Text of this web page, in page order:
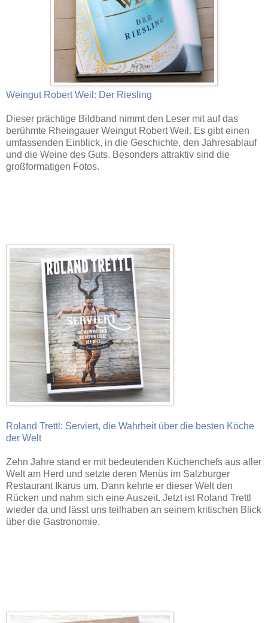
Weingut Robert Weil: Der Riesling
Dieser prächtige Bildband nimmt den Leser mit auf das
berühmte Rheingauer Weingut Robert Weil. Es gibt einen
umfassenden Einblick, in die Geschichte, den Jahresablauf
und die Weine des Guts. Besonders attraktiv sind die
großformatigen Fotos.
Roland Trettl: Serviert, die Wahrheit über die besten Köche
der Welt
Zehn Jahre stand er mit bedeutenden Küchenchefs aus aller
Welt am Herd und setzte deren Menüs im Salzburger
Restaurant Ikarus um. Dann kehrte er dieser Welt den
Rücken und nahm sich eine Auszeit. Jetzt ist Roland Trettl
wieder da und lässt uns teilhaben an seinem kritischen Blick
über die Gastronomie.